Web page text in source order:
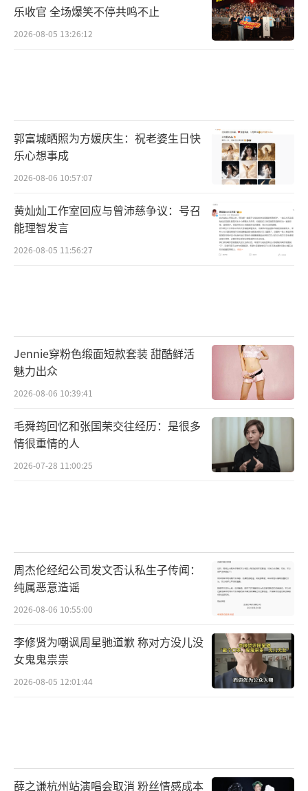
乐收官 全场爆笑不停共鸣不止
2026-08-05 13:26:12
郭富城晒照为方媛庆生：祝老婆生日快
乐心想事成
2026-08-06 10:57:07
黄灿灿工作室回应与曾沛慈争议：号召
能理智发言
2026-08-05 11:56:27
Jennie穿粉色缎面短款套装 甜酷鲜活
魅力出众
2026-08-06 10:39:41
毛舜筠回忆和张国荣交往经历：是很多
情很重情的人
2026-07-28 11:00:25
周杰伦经纪公司发文否认私生子传闻：
纯属恶意造谣
2026-08-06 10:55:00
李修贤为嘲讽周星驰道歉 称对方没儿没
女鬼鬼祟祟
2026-08-05 12:01:44
薛之谦杭州站演唱会取消 粉丝情感成本